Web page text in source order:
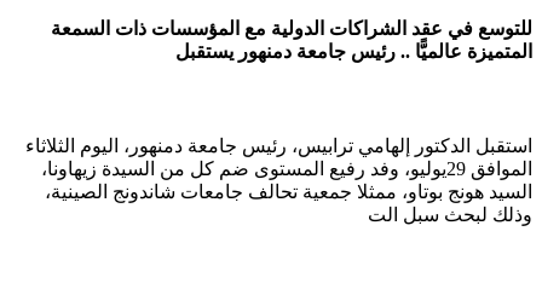
للتوسع في عقد الشراكات الدولية مع المؤسسات ذات السمعة
المتميزة عالميًّا .. رئيس جامعة دمنهور يستقبل
استقبل الدكتور إلهامي ترابيس، رئيس جامعة دمنهور، اليوم الثلاثاء
الموافق 29يوليو، وفد رفيع المستوى ضم كل من السيدة زيهاونا،
السيد هونج بوتاو، ممثلا جمعية تحالف جامعات شاندونج الصينية،
وذلك لبحث سبل الت